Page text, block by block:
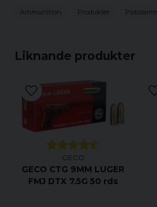
Liknande produkter
GECO
GECO CTG 9MM LUGER
FMJ DTX 7.5G 50 rds
370 m/s (V0)
Bästa precisionen av alla olika
leverans utgör ett perfekt
för 1 år sedan
Ammunition Produkter